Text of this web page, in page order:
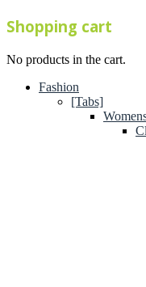
Shopping cart
No products in the cart.
Fashion
[Tabs]